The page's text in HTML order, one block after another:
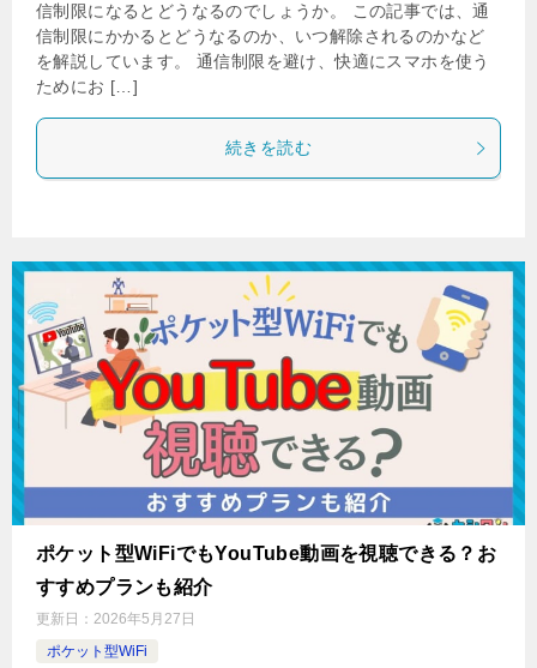
信制限になるとどうなるのでしょうか。 この記事では、通
信制限にかかるとどうなるのか、いつ解除されるのかなど
を解説しています。 通信制限を避け、快適にスマホを使う
ためにお […]
続きを読む
ポケット型WiFiでもYouTube動画を視聴できる？お
すすめプランも紹介
更新日： 2026年5月27日
ポケット型WiFi